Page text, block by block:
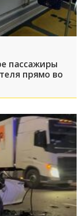
пассажиры
прямо во